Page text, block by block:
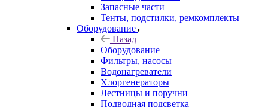
Запасные части
Тенты, подстилки, ремкомплекты
Оборудование
Назад
Оборудование
Фильтры, насосы
Водонагреватели
Хлоргенераторы
Лестницы и поручни
Подводная подсветка